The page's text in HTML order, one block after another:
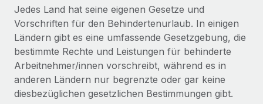
Gründung von Niederlassungen
Schnelle, rechtssichere Gründung von
Niederlassungen
Mobilität und Relocation
Mühelose Relocation von Mitarbeiter:innen
Managements – die Erfolgsgeschichte einer
globalen Content-Agentur mit Remote
Auf einen Blick Erfahre mehr über die unglaubliche
Transformation einer weltweit erfolgreichen...
Contractor Management
Steuern
Den Blog erkunden
Jedes Land hat seine eigenen Gesetze und
Vorschriften für den Behindertenurlaub. In einigen
Ländern gibt es eine umfassende Gesetzgebung, die
bestimmte Rechte und Leistungen für behinderte
Arbeitnehmer/innen vorschreibt, während es in
anderen Ländern nur begrenzte oder gar keine
diesbezüglichen gesetzlichen Bestimmungen gibt.